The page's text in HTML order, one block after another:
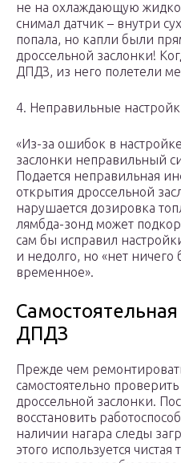
не на охлаждающую
снимал датчик – внутри
попала, но капли были
дроссельной заслонки!
ДПДЗ, из него полетели
4. Неправильные
«Из-за ошибок в
заслонки неправильный
Подается неправильная
открытия дроссельной
нарушается дозировка
лямбда-зонд может
сам бы исправил
и недолго, но «нет ничего
временное».
ДПДЗ
Прежде чем
самостоятельно
дроссельной заслонки.
восстановить
наличии нагара следы
этого используется